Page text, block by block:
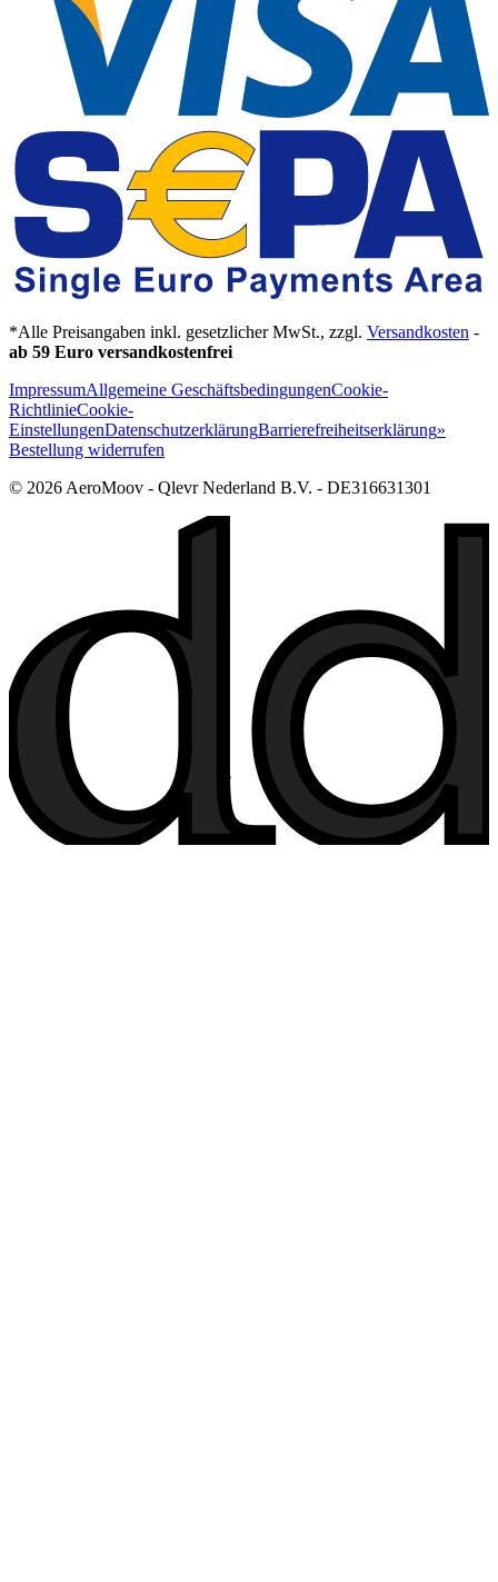
*Alle Preisangaben inkl. gesetzlicher MwSt., zzgl. Versandkosten -
ab 59 Euro versandkostenfrei
ImpressumAllgemeine GeschäftsbedingungenCookie-
RichtlinieCookie-
EinstellungenDatenschutzerklärungBarrierefreiheitserklärung»
Bestellung widerrufen
© 2026 AeroMoov - Qlevr Nederland B.V. - DE316631301